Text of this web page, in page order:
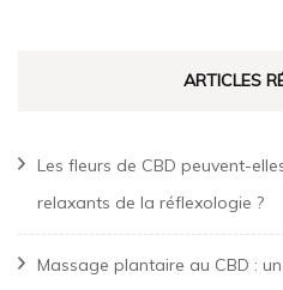
ARTICLES
Les fleurs de CBD peuvent-
relaxants de la réflexologie ?
Massage plantaire au CBD :